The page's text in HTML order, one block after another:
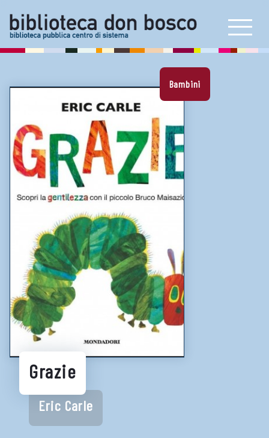
Prestito, rinnovi e prenotazioni
Self check e book box
Prestito interbibliotecario
E-book reader e consolle
Artoteca
Bookstart
Carta dei servizi
Proposta di acquisto
NEWS & INIZIATIVE
LINK UTILI
Biblioteche e cataloghi online
Consigli per la lettura
Biblioteche digitali
Bambini
Grazie
Eric Carle